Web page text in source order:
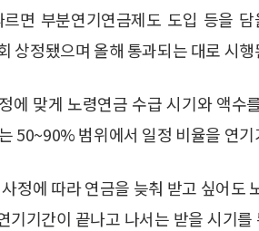
면 부분연기연금제도 도입 등을
상정됐으며 올해 통과되는 대로 시행
에 맞게 노령연금 수급 시기와 액수
50~90% 범위에서 일정 비율을 연
정에 따라 연금을 늦춰 받고 싶어도
기기간이 끝나고 나서는 받을 시기